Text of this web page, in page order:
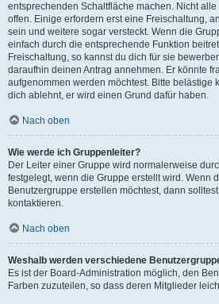
entsprechenden Schaltfläche machen. Nicht
offen. Einige erfordern erst eine Freischaltung,
sein und weitere sogar versteckt. Wenn die
einfach durch die entsprechende Funktion
Freischaltung, so kannst du dich für sie
daraufhin deinen Antrag annehmen. Er könnte
aufgenommen werden möchtest. Bitte belästige
dich ablehnt, er wird einen Grund dafür haben.
Nach oben
Wie werde ich Gruppenleiter?
Der Leiter einer Gruppe wird normalerweise
festgelegt, wenn die Gruppe erstellt wird. Wenn
Benutzergruppe erstellen möchtest, dann
kontaktieren.
Nach oben
Weshalb werden verschiedene
Es ist der Board-Administration möglich, den
Farben zuzuteilen, so dass deren Mitglieder